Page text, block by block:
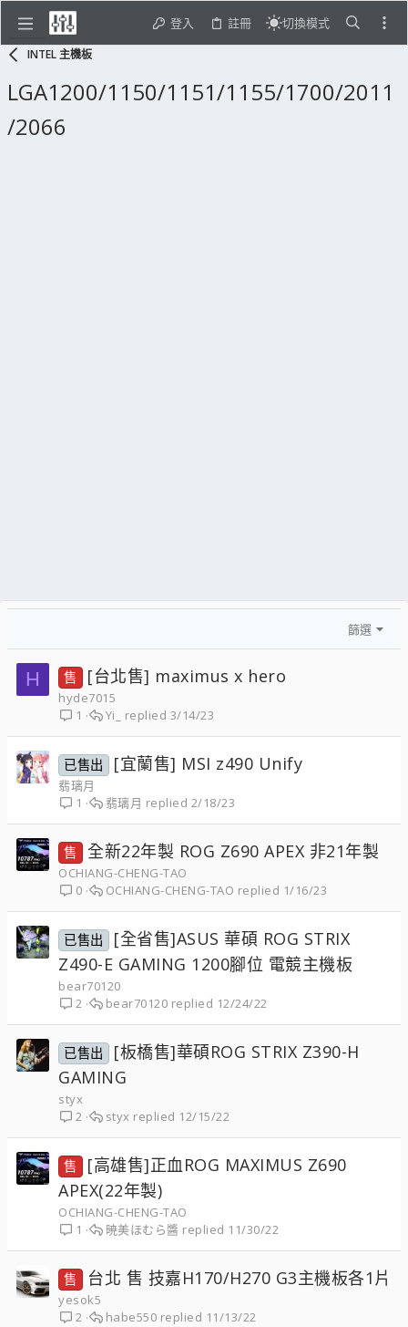
登入 註冊 切換模式
INTEL 主機板
LGA1200/1150/1151/1155/1700/2011
/2066
篩選
H 售 [台北售] maximus x hero
hyde7015
1
3/14/23
Yi_
已售出 [宜蘭售] MSI z490 Unify
翡璃月
1
2/18/23
翡璃月
售 全新22年製 ROG Z690 APEX 非21年製
OCHIANG-CHENG-TAO
0
1/16/23
OCHIANG-CHENG-TAO
已售出
[全省售]ASUS 華碩 ROG STRIX
Z490-E GAMING 1200腳位 電競主機板
bear70120
2
12/24/22
bear70120
已售出
[板橋售]華碩ROG STRIX Z390-H
GAMING
styx
2
12/15/22
styx
售
[高雄售]正血ROG MAXIMUS Z690
APEX(22年製)
OCHIANG-CHENG-TAO
1
11/30/22
暁美ほむら醬
售 台北 售 技嘉H170/H270 G3主機板各1片
yesok5
2
11/13/22
habe550